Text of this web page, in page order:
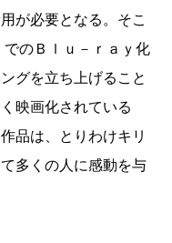
が必要となる。そこ
のＢｌｕ－ｒａｙ化
グを立ち上げること
映画化されている
品は、とりわけキリ
多くの人に感動を与